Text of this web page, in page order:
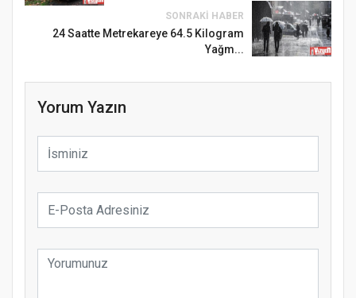
SONRAKI HABER
24 Saatte Metrekareye 64.5 Kilogram
Yağm...
Yorum Yazın